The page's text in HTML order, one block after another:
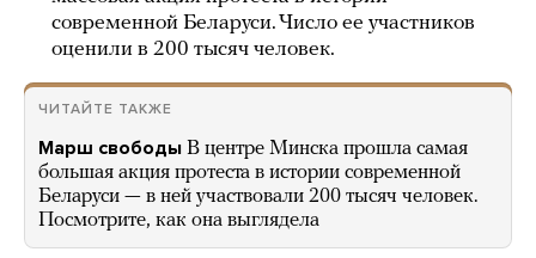
современной Беларуси. Число ее участников
оценили в 200 тысяч человек.
ЧИТАЙТЕ ТАКЖЕ
Марш свободы В центре Минска прошла самая
большая акция протеста в истории современной
Беларуси — в ней участвовали 200 тысяч человек.
Посмотрите, как она выглядела